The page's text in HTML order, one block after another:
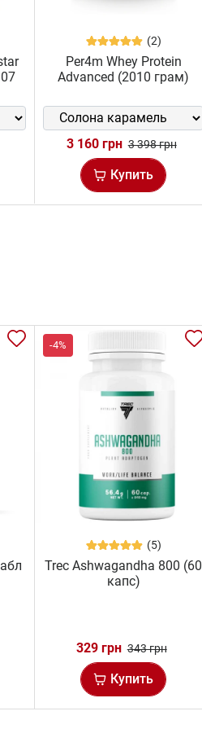
(2)
Per4m Whey Protein
Advanced (2010 грам)
3 160 грн 3 398 грн
Купить
-4%
(5)
Trec Ashwagandha 800 (60
капс)
329 грн 343 грн
Купить